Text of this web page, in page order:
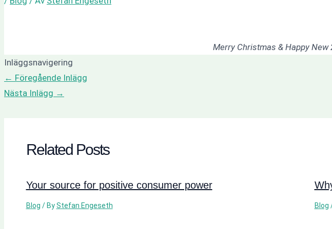
Merry Christmas & Happy New
Inläggsnavigering
← Föregående Inlägg
Nästa Inlägg →
Related Posts
Your source for positive consumer power
Blog / ByStefan Engeseth Blog